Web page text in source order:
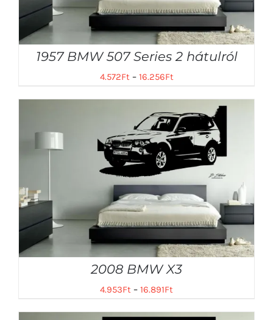
1957 BMW 507 Series 2 hátulról
4.572Ft– 16.256Ft
2008 BMW X3
4.953Ft – 16.891Ft